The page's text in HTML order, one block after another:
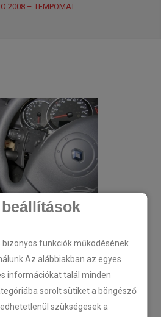
bizonyos funkciók működésének
alábbiakban az egyes
információkat talál minden
sorolt sütiket a böngésző
szükségesek a
2008 – TEMPOMAT